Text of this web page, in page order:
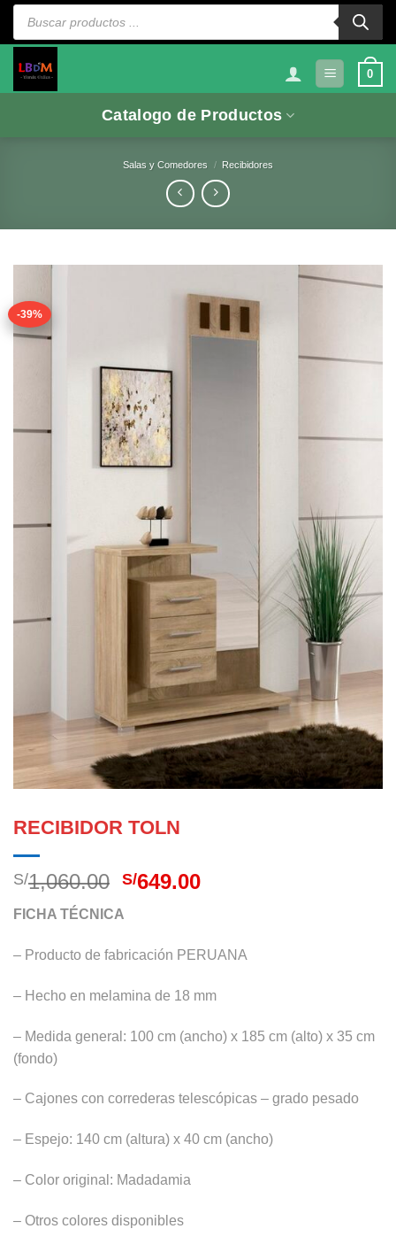
Saltar
Búsqueda
productos
0
Catalogo de Productos
Salas y Comedores / Recibidores
-39%
RECIBIDOR TOLN
S/1,060.00 El
original
era:
S/1,060.00.
S/649.00El
es:
S/649.00.
FICHA TÉCNICA
– Producto de fabricación PERUANA
– Hecho en melamina de 18 mm
– Medida general: 100 cm (ancho) x 185 cm (alto) x 35 cm
(fondo)
– Cajones con correderas telescópicas – grado pesado
– Espejo: 140 cm (altura) x 40 cm (ancho)
– Color original: Madadamia
– Otros colores disponibles